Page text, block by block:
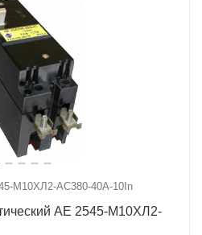
М10ХЛ2-AC380-40А-10In
АЕ 2545-М10ХЛ2-